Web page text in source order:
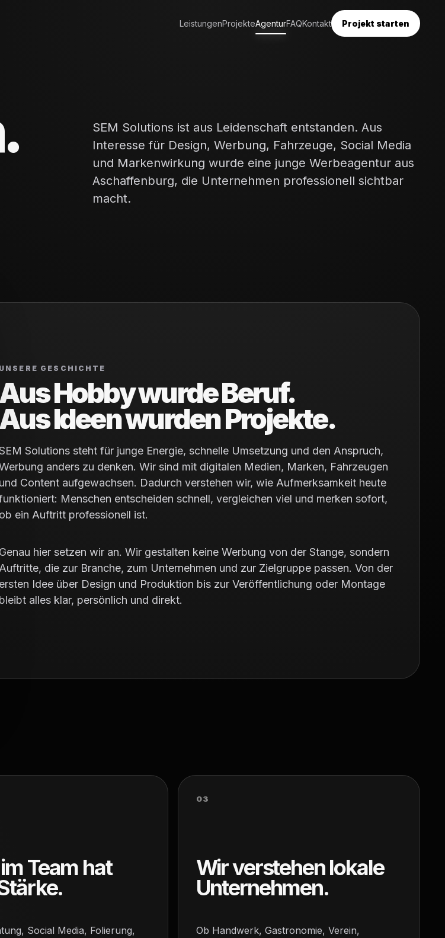
LeistungenProjekteAgenturFAQKontakt Projekt starten
SEM Solutions ist aus Leidenschaft entstanden. Aus
Interesse für Design, Werbung, Fahrzeuge, Social Media
und Markenwirkung wurde eine junge Werbeagentur aus
Aschaffenburg, die Unternehmen professionell sichtbar
macht.
UNSERE GESCHICHTE
Aus Hobby wurde Beruf.
Aus Ideen wurden Projekte.
Solutions steht für junge Energie, schnelle Umsetzung und den Anspruch,
anders zu denken. Wir sind mit digitalen Medien, Marken, Fahrzeugen
und Content aufgewachsen. Dadurch verstehen wir, wie Aufmerksamkeit heute
Menschen entscheiden schnell, vergleichen viel und merken sofort,
ob ein Auftritt professionell ist.
Genau hier setzen wir an. Wir gestalten keine Werbung von der Stange, sondern
Auftritte, die zur Branche, zum Unternehmen und zur Zielgruppe passen. Von der
ersten Idee über Design und Produktion bis zur Veröffentlichung oder Montage
bleibt alles klar, persönlich und direkt.
Team hat
Social Media, Folierung,
03
Wir verstehen lokale
Unternehmen.
Ob Handwerk, Gastronomie, Verein,